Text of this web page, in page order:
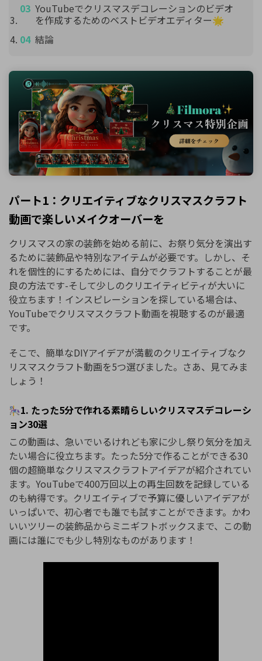
YouTubeでクリスマスデコレーションのビデオ
を作成するためのベストビデオエディター🌟
結論
パート1：クリエイティブなクリスマスクラフト
動画で楽しいメイクオーバーを
クリスマスの家の装飾を始める前に、お祭り気分を演出す
るために装飾品や特別なアイテムが必要です。しかし、そ
れを個性的にするためには、自分でクラフトすることが最
良の方法です-そして少しのクリエイティビティが大いに
役立ちます！インスピレーションを探している場合は、
YouTubeでクリスマスクラフト動画を視聴するのが最適
です。
そこで、簡単なDIYアイデアが満載のクリエイティブなク
リスマスクラフト動画を5つ選びました。さあ、見てみま
しょう！
🎠1. たった5分で作れる素晴らしいクリスマスデコレーシ
ョン30選
この動画は、急いでいるけれども家に少し祭り気分を加え
たい場合に役立ちます。たった5分で作ることができる30
個の超簡単なクリスマスクラフトアイデアが紹介されてい
ます。YouTubeで400万回以上の再生回数を記録している
のも納得です。クリエイティブで予算に優しいアイデアが
いっぱいで、初心者でも誰でも試すことができます。かわ
いいツリーの装飾品からミニギフトボックスまで、この動
画には誰にでも少し特別なものがあります！